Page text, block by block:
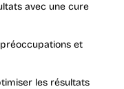
avec une cure
et
les résultats